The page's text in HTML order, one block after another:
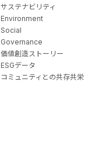
サステナビリティ
Environment
Social
Governance
価値創造ストーリー
ESGデータ
コミュニティとの共存共栄